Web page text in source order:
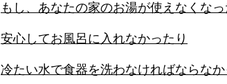
もし、あなたの家のお湯が使えなくなっ
安心してお風呂に入れなかったり
冷たい水で食器を洗わなければならなか